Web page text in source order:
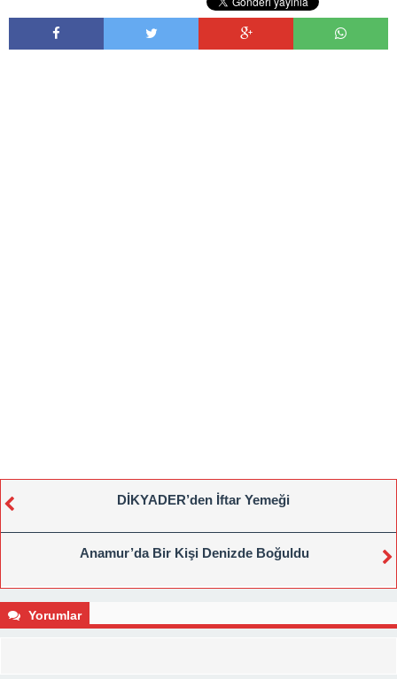
DİKYADER’den İftar Yemeği
Anamur’da Bir Kişi Denizde Boğuldu
Yorumlar